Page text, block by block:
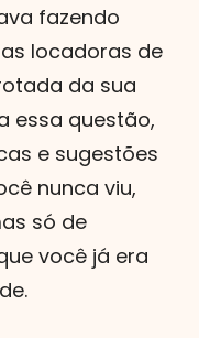
fazendo
locadoras de
da sua
essa questão,
e sugestões
nunca viu,
só de
você já era